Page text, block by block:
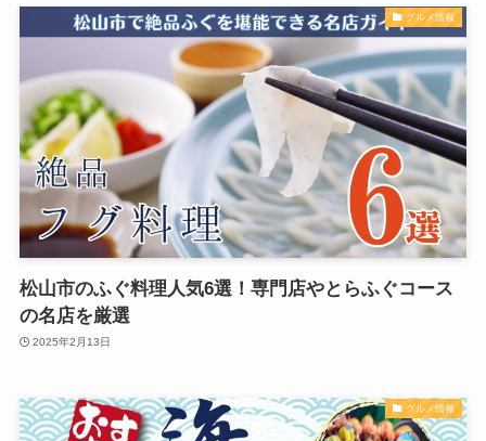
グルメ情報
松山市のふぐ料理人気6選！専門店やとらふぐコース
の名店を厳選
2025年2月13日
グルメ情報